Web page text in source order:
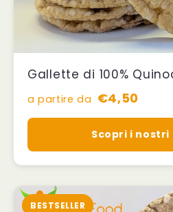
Gallette di 100%
a partire da €4,50
Scopri i
BESTSELLER